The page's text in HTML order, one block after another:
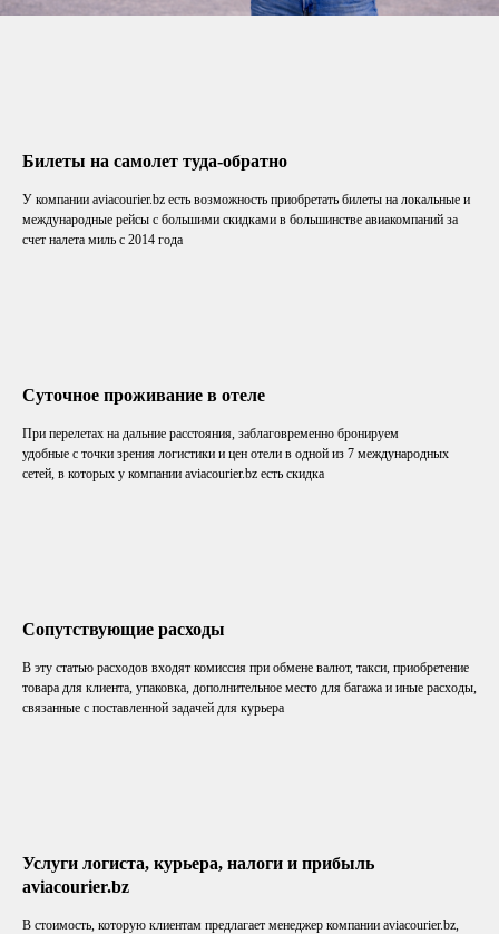
Билеты на самолет туда-обратно
У компании aviacourier.bz есть возможность приобретать билеты на локальные и
международные рейсы с большими скидками в большинстве авиакомпаний за
счет налета миль с 2014 года
Суточное проживание в отеле
При перелетах на дальние расстояния, заблаговременно бронируем
удобные с точки зрения логистики и цен отели в одной из 7 международных
сетей, в которых у компании aviacourier.bz есть скидка
Сопутствующие расходы
В эту статью расходов входят комиссия при обмене валют, такси, приобретение
товара для клиента, упаковка, дополнительное место для багажа и иные расходы,
связанные с поставленной задачей для курьера
Услуги логиста, курьера, налоги и прибыль
aviacourier.bz
В стоимость, которую клиентам предлагает менеджер компании aviacourier.bz,